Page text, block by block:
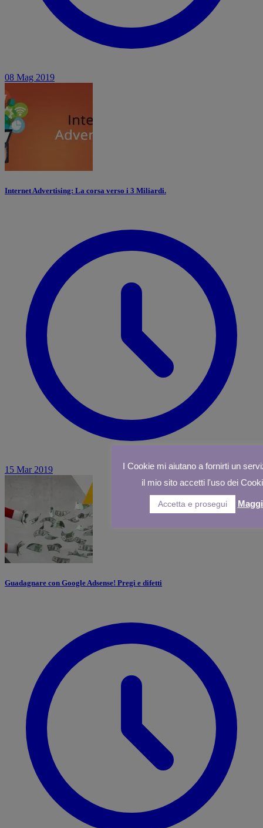
08 Mag 2019
Internet Advertising: La corsa verso i 3 Miliardi.
15 Mar 2019
Guadagnare con Google Adsense! Pregi e difetti
I Cookie mi aiutano a fornirti un
il mio sito accetti l'uso dei
Accetta e prosegui